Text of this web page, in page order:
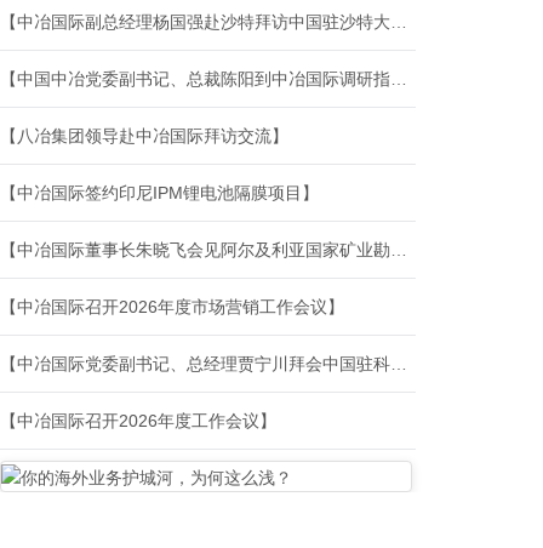
【中冶国际副总经理杨国强赴沙特拜访中国驻沙特大使馆贺松公参】
【中国中冶党委副书记、总裁陈阳到中冶国际调研指导工作】
【八冶集团领导赴中冶国际拜访交流】
【中冶国际签约印尼IPM锂电池隔膜项目】
【中冶国际董事长朱晓飞会见阿尔及利亚国家矿业勘探与开发集团董事长一行】
【中冶国际召开2026年度市场营销工作会议】
【中冶国际党委副书记、总经理贾宁川拜会中国驻科威特大使杨欣】
【中冶国际召开2026年度工作会议】